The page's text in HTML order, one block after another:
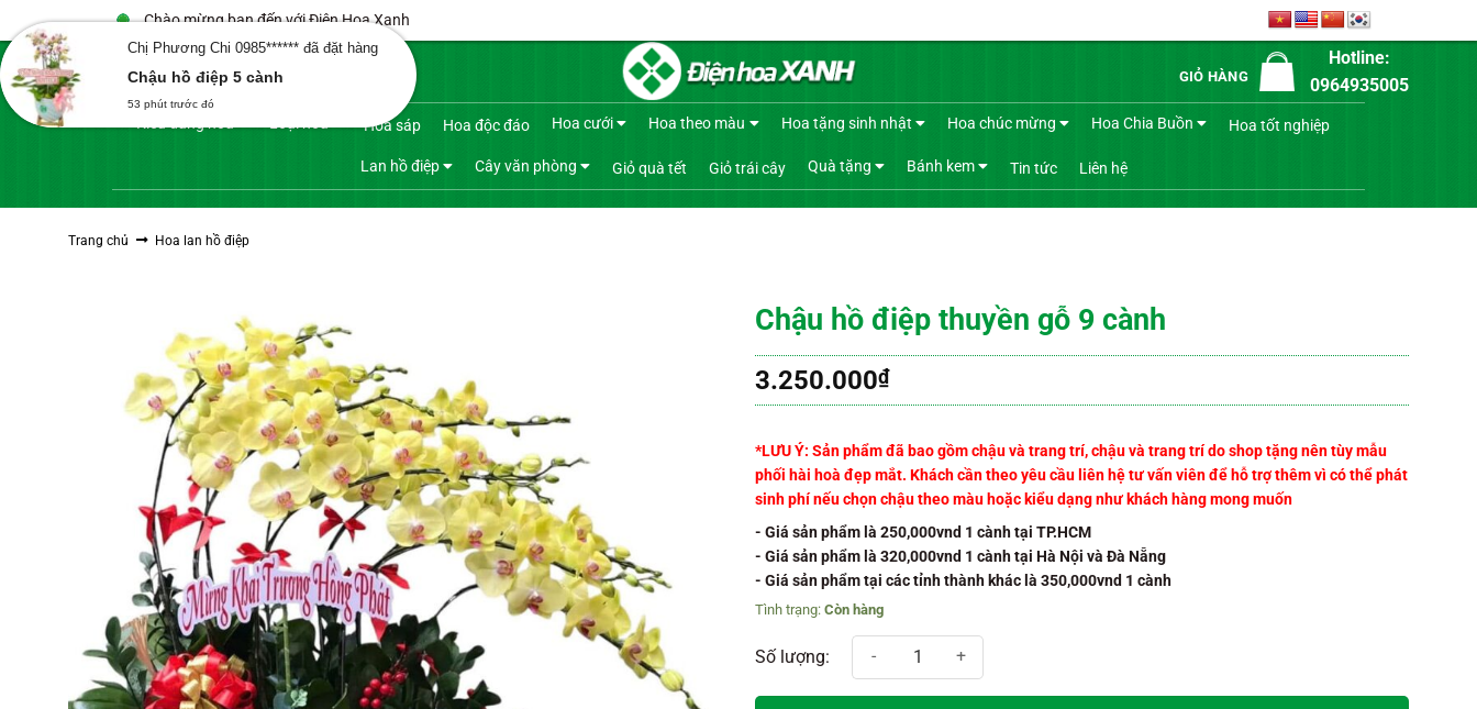
qua
nội
dung
Chào mừng bạn đến với Điện Hoa Xanh
Tìm
kiếm:
GIỎ HÀNG
Hotline:
0964935005
Kiểu dáng hoa Loại hoa Hoa sáp Hoa độc đáo Hoa cưới Hoa theo màu Hoa tặng sinh nhật Hoa chúc mừng Hoa Chia Buồn Hoa tốt nghiệp
Lan hồ điệp Cây văn phòng Giỏ quà tết Giỏ trái cây Quà tặng Bánh kem Tin tức Liên hệ
Trang chủ Hoa lan hồ điệp
Chậu hồ điệp thuyền gỗ 9 cành
3.250.000₫
*LƯU Ý: Sản phẩm đã bao gồm chậu và trang trí, chậu và trang trí do shop tặng nên tùy mẫu
phối hài hoà đẹp mắt. Khách cần theo yêu cầu liên hệ tư vấn viên để hỗ trợ thêm vì có thể phát
sinh phí nếu chọn chậu theo màu hoặc kiểu dạng như khách hàng mong muốn
- Giá sản phẩm là 250,000vnd 1 cành tại TP.HCM
- Giá sản phẩm là 320,000vnd 1 cành tại Hà Nội và Đà Nẵng
- Giá sản phẩm tại các tỉnh thành khác là 350,000vnd 1 cành
Còn hàng
Chậu hồ điệp thuyền gỗ 9 cành số lượng
Chị Phương Chi 0985****** đã đặt hàng
Chậu hồ điệp 5 cành
53 phút trước đó